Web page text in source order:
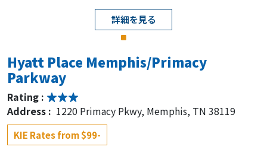
詳細を見る
Hyatt Place Memphis/Primacy
Parkway
Rating :
Address : 1220 Primacy Pkwy, Memphis, TN 38119
KIE Rates from $99-